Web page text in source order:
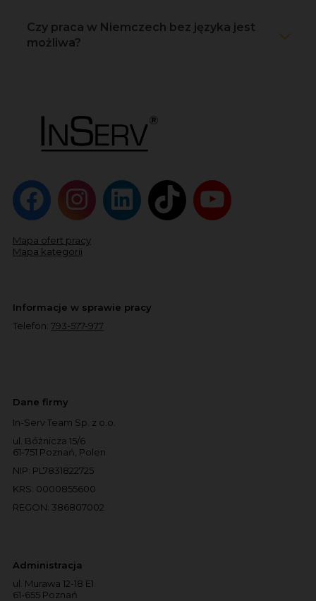
Czy praca w Niemczech bez języka jest
możliwa?
Mapa ofert pracy
Mapa kategorii
Informacje w sprawie pracy
Telefon: 793-577-977
Dane firmy
In-Serv Team Sp. z o.o.
ul. Bóżnicza 15/6
61-751 Poznań, Polen
NIP: PL7831822725
KRS: 0000855600
REGON: 386807002
Administracja
ul. Murawa 12-18 E1
61-655 Poznań